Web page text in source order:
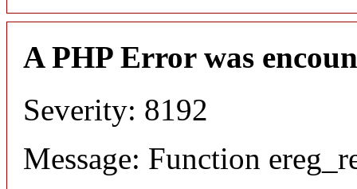
A PHP Error was
Severity: 8192
Message: Function